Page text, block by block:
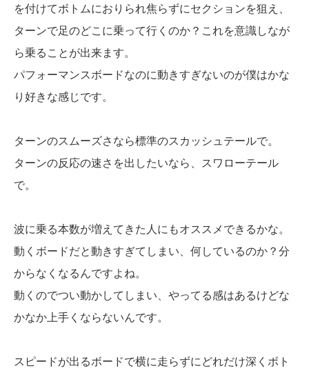
を付けてボトムにおりられ焦らずにセクションを狙え、
ターンで足のどこに乗って行くのか？これを意識しなが
ら乗ることが出来ます。
パフォーマンスボードなのに動きすぎないのが僕はかな
り好きな感じです。
ターンのスムーズさなら標準のスカッシュテールで。
ターンの反応の速さを出したいなら、スワローテール
で。
波に乗る本数が増えてきた人にもオススメできるかな。
動くボードだと動きすぎてしまい、何しているのか？分
からなくなるんですよね。
動くのでつい動かしてしまい、やってる感はあるけどな
かなか上手くならないんです。
スピードが出るボードで横に走らずにどれだけ深くボト